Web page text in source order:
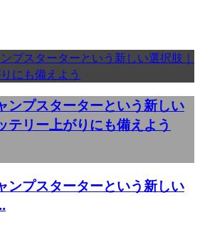
ンプスターターという新しい
テリー上がりにも備えよう
ンプスターターという新しい